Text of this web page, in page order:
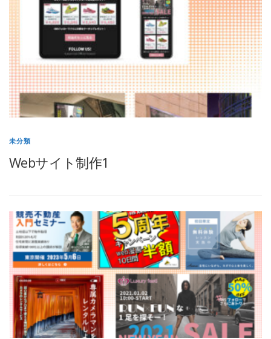
未分類
Webサイト制作1